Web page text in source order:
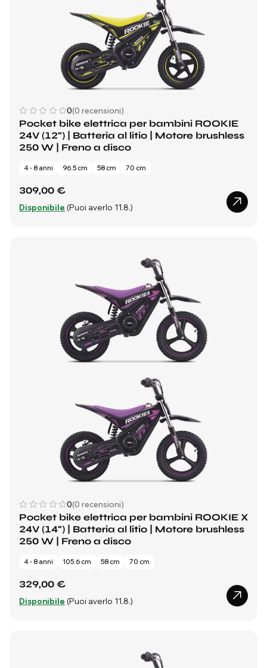
0(0 recensioni)
Pocket bike elettrica per bambini ROOKIE
24V (12") | Batteria al litio | Motore brushless
250 W | Freno a disco
4 - 8 anni 96.5 cm 58 cm 70 cm
309,00 €
Disponibile (Puoi averlo 11.8.)
0(0 recensioni)
Pocket bike elettrica per bambini ROOKIE X
24V (14") | Batteria al litio | Motore brushless
250 W | Freno a disco
4 - 8 anni 105.6 cm 58 cm 70 cm
329,00 €
Disponibile (Puoi averlo 11.8.)